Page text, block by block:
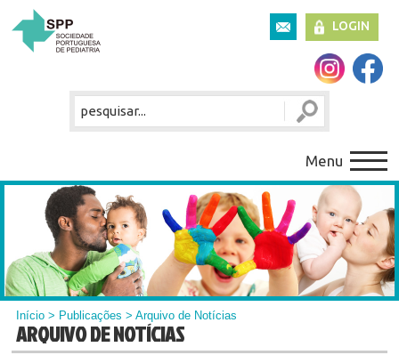
LOGIN
Menu
Início > Publicações > Arquivo de Notícias
ARQUIVO DE NOTÍCIAS